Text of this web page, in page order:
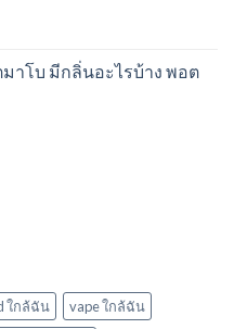
าโบ มีกลิ่นอะไรบ้าง พอต
ใกล้ฉัน
vape ใกล้ฉัน